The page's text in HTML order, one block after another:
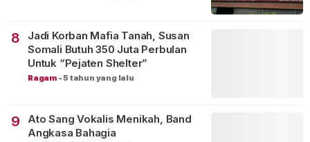
8
Jadi Korban Mafia Tanah, Susan
Somali Butuh 350 Juta Perbulan
Untuk “Pejaten Shelter”
Ragam -5 tahun yang lalu
9
Ato Sang Vokalis Menikah, Band
Angkasa Bahagia